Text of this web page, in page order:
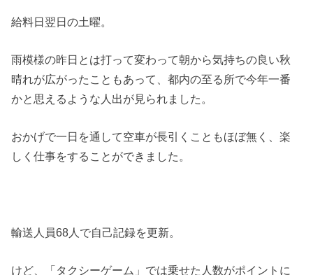
給料日翌日の土曜。
雨模様の昨日とは打って変わって朝から気持ちの良い秋
晴れが広がったこともあって、都内の至る所で今年一番
かと思えるような人出が見られました。
おかげで一日を通して空車が長引くこともほぼ無く、楽
しく仕事をすることができました。
輸送人員68人で自己記録を更新。
けど、「タクシーゲーム」では乗せた人数がポイントに